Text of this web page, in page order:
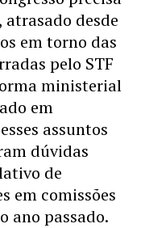
desde
em torno das
pelo STF
ministerial
em
assuntos
dúvidas
de
em comissões
ano passado.